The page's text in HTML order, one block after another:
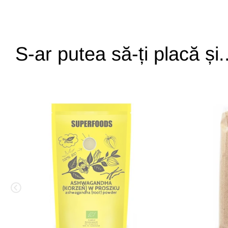
S-ar putea să-ți placă